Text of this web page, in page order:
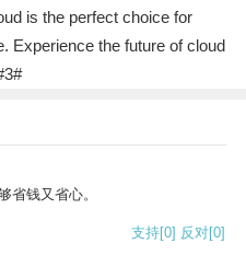
is the perfect choice for
Experience the future of cloud
省钱又省心。
支持[0] 反对[0]